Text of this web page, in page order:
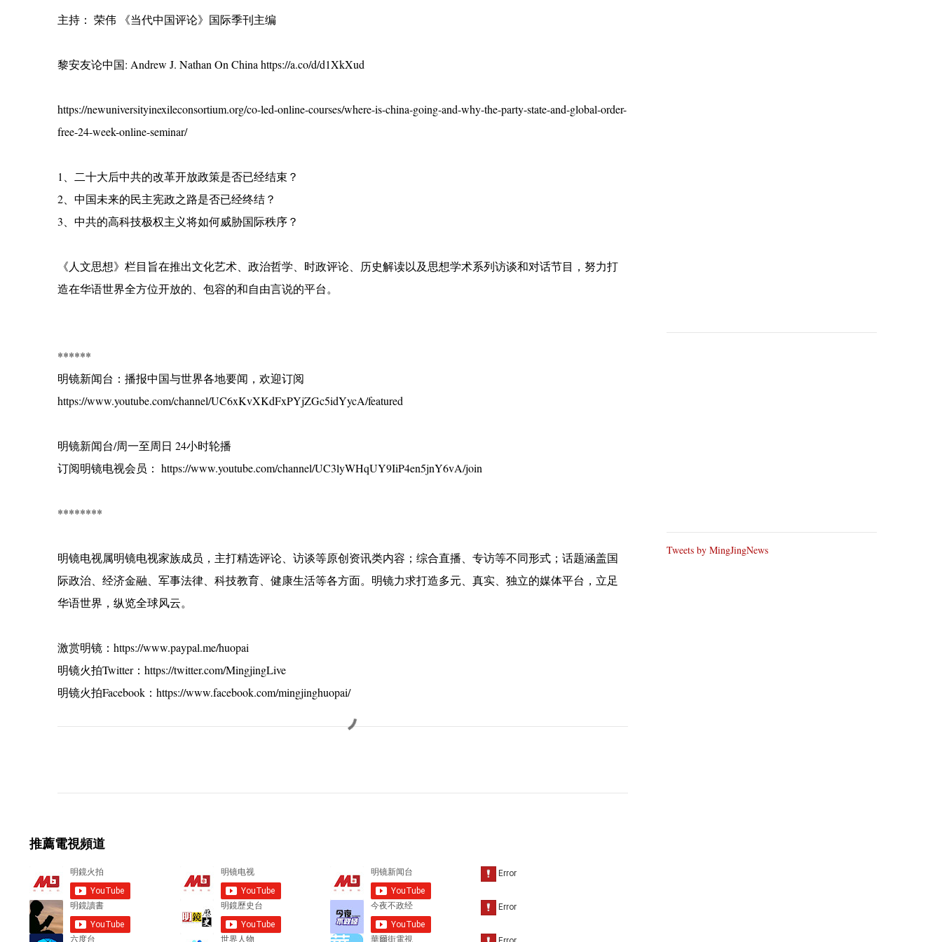
主持： 荣伟 《当代中国评论》国际季刊主编
黎安友论中国: Andrew J. Nathan On China https://a.co/d/d1XkXud
https://newuniversityinexileconsortium.org/co-led-online-courses/where-is-china-going-and-why-the-party-state-and-global-order-
free-24-week-online-seminar/
1、二十大后中共的改革开放政策是否已经结束？
2、中国未来的民主宪政之路是否已经终结？
3、中共的高科技极权主义将如何威胁国际秩序？
《人文思想》栏目旨在推出文化艺术、政治哲学、时政评论、历史解读以及思想学术系列访谈和对话节目，努力打
造在华语世界全方位开放的、包容的和自由言说的平台。
******
明镜新闻台：播报中国与世界各地要闻，欢迎订阅
https://www.youtube.com/channel/UC6xKvXKdFxPYjZGc5idYycA/featured
明镜新闻台/周一至周日 24小时轮播
订阅明镜电视会员： https://www.youtube.com/channel/UC3lyWHqUY9IiP4en5jnY6vA/join
********
明镜电视属明镜电视家族成员，主打精选评论、访谈等原创资讯类内容；综合直播、专访等不同形式；话题涵盖国
际政治、经济金融、军事法律、科技教育、健康生活等各方面。明镜力求打造多元、真实、独立的媒体平台，立足
华语世界，纵览全球风云。
激赏明镜：https://www.paypal.me/huopai
明镜火拍Twitter：https://twitter.com/MingjingLive
明镜火拍Facebook：https://www.facebook.com/mingjinghuopai/
n
s
推薦電視頻道
Tweets by MingJingNews